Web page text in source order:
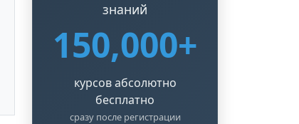
знаний
150,000+
курсов абсолютно
бесплатно
сразу после регистрации